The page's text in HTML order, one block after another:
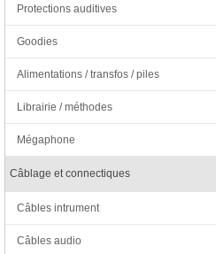
Protections auditives
Goodies
Alimentations / transfos / piles
Librairie / méthodes
Mégaphone
Câblage et connectiques
Câbles intrument
Câbles audio